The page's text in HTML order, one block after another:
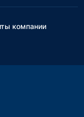
компании